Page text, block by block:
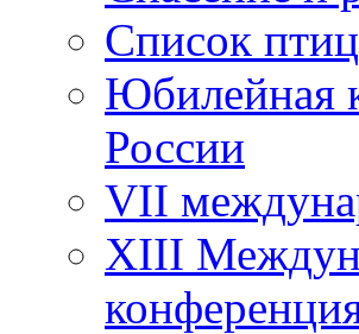
Список
Юбилейная
России
VII
XIII